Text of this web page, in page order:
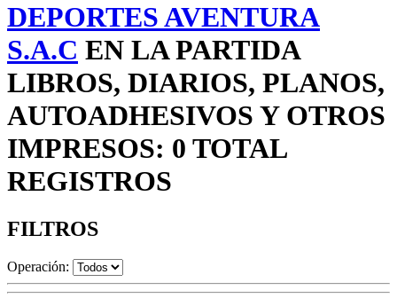
DEPORTES AVENTURA
S.A.C EN LA PARTIDA
LIBROS, DIARIOS, PLANOS,
AUTOADHESIVOS Y OTROS
IMPRESOS: 0 TOTAL
REGISTROS
FILTROS
Operación: